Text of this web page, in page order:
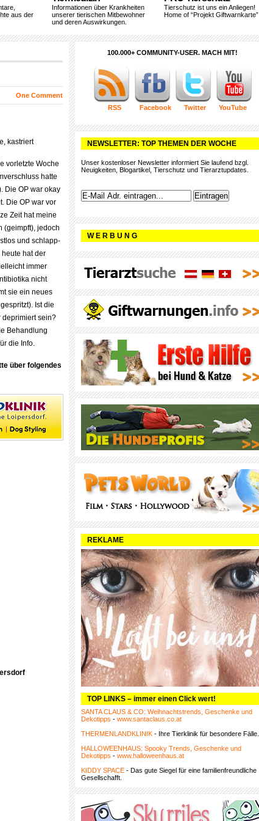
aus der
Informationen über Krankheiten
unserer tierischen Mitbewohner
und deren Auswirkungen.
Tierschutz ist uns ein Anliegen!
Home of “Projekt Giftwarnkarte”
One Comment
kastriert
vorletzte Woche
hatte
Die OP war okay
Die OP war vor
Zeit hat meine
(geimpft), jedoch
und schlapp-
hat der
immer
nicht
sie ein neues
Ist die
deprimiert sein?
Behandlung
die Info.
über folgendes
100.000+ COMMUNITY-USER. MACH MIT!
RSS Facebook Twitter YouTube
NEWSLETTER: TOP THEMEN DER WOCHE
Unser kostenloser Newsletter informiert Sie laufend bzgl.
Neuigkeiten, Blogartikel, Tierschutz und Tierarztupdates.
W E R B U N G
REKLAME
TOP LINKS – immer einen Click wert!
SANTA CLAUS & CO: Weihnachtstrends, Geschenke und
Dekotipps - www.santaclaus.co.at
THERMENLANDKLINIK - Ihre Tierklinik für besondere Fälle.
HALLOWEENHAUS: Spooky Trends, Geschenke und
Dekotipps - www.halloweenhaus.at
KIDDY SPACE - Das gute Siegel für eine familienfreundliche
Gesellschafft.